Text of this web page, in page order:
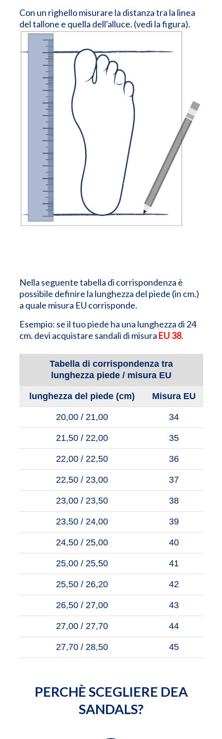
Con un righello misurare la distanza tra la linea
del tallone e quella dell'alluce. (vedi la figura).
Nella seguente tabella di corrispondenza è
possibile definire la lunghezza del piede (in cm.)
a quale misura EU corrisponde.
Esempio: se il tuo piede ha una lunghezza di 24
cm. devi acquistare sandali di misura EU 38.
Tabella di corrispondenza tra
lunghezza piede / misura EU
lunghezza del piede (cm) Misura EU
20,00 / 21,00 34
21,50 / 22,00 35
22,00 / 22,50 36
22,50 / 23,00 37
23,00 / 23,50 38
23,50 / 24,00 39
24,50 / 25,00 40
25,00 / 25,50 41
25,50 / 26,20 42
26,50 / 27,00 43
27,00 / 27,70 44
27,70 / 28,50 45
PERCHÈ SCEGLIERE DEA
SANDALS?